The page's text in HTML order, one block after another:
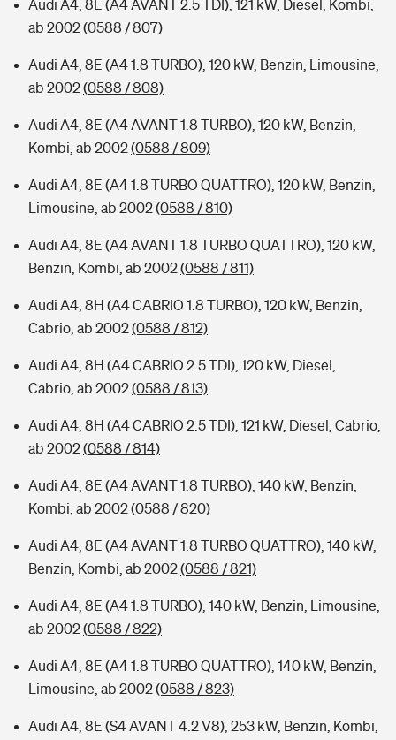
Audi A4, 8E (A4 AVANT 2.5 TDI), 121 kW, Diesel, Kombi,
ab 2002(0588 / 807)
Audi A4, 8E (A4 1.8 TURBO), 120 kW, Benzin, Limousine,
ab 2002(0588 / 808)
Audi A4, 8E (A4 AVANT 1.8 TURBO), 120 kW, Benzin,
Kombi, ab 2002(0588 / 809)
Audi A4, 8E (A4 1.8 TURBO QUATTRO), 120 kW, Benzin,
Limousine, ab 2002(0588 / 810)
Audi A4, 8E (A4 AVANT 1.8 TURBO QUATTRO), 120 kW,
Benzin, Kombi, ab 2002(0588 / 811)
Audi A4, 8H (A4 CABRIO 1.8 TURBO), 120 kW, Benzin,
Cabrio, ab 2002(0588 / 812)
Audi A4, 8H (A4 CABRIO 2.5 TDI), 120 kW, Diesel,
Cabrio, ab 2002(0588 / 813)
Audi A4, 8H (A4 CABRIO 2.5 TDI), 121 kW, Diesel, Cabrio,
ab 2002(0588 / 814)
Audi A4, 8E (A4 AVANT 1.8 TURBO), 140 kW, Benzin,
Kombi, ab 2002(0588 / 820)
Audi A4, 8E (A4 AVANT 1.8 TURBO QUATTRO), 140 kW,
Benzin, Kombi, ab 2002(0588 / 821)
Audi A4, 8E (A4 1.8 TURBO), 140 kW, Benzin, Limousine,
ab 2002(0588 / 822)
Audi A4, 8E (A4 1.8 TURBO QUATTRO), 140 kW, Benzin,
Limousine, ab 2002(0588 / 823)
Audi A4, 8E (S4 AVANT 4.2 V8), 253 kW, Benzin, Kombi,